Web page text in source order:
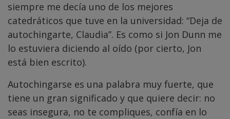
siempre me decía uno de los mejores
catedráticos que tuve en la universidad: “Deja de
autochingarte, Claudia”. Es como si Jon Dunn me
lo estuviera diciendo al oído (por cierto, Jon
está bien escrito).
Autochingarse es una palabra muy fuerte, que
tiene un gran significado y que quiere decir: no
seas insegura, no te compliques, confía en lo